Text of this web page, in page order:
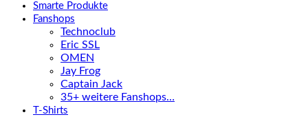
Smarte Produkte
Fanshops
Technoclub
Eric SSL
OMEN
Jay Frog
Captain Jack
35+ weitere Fanshops…
T-Shirts